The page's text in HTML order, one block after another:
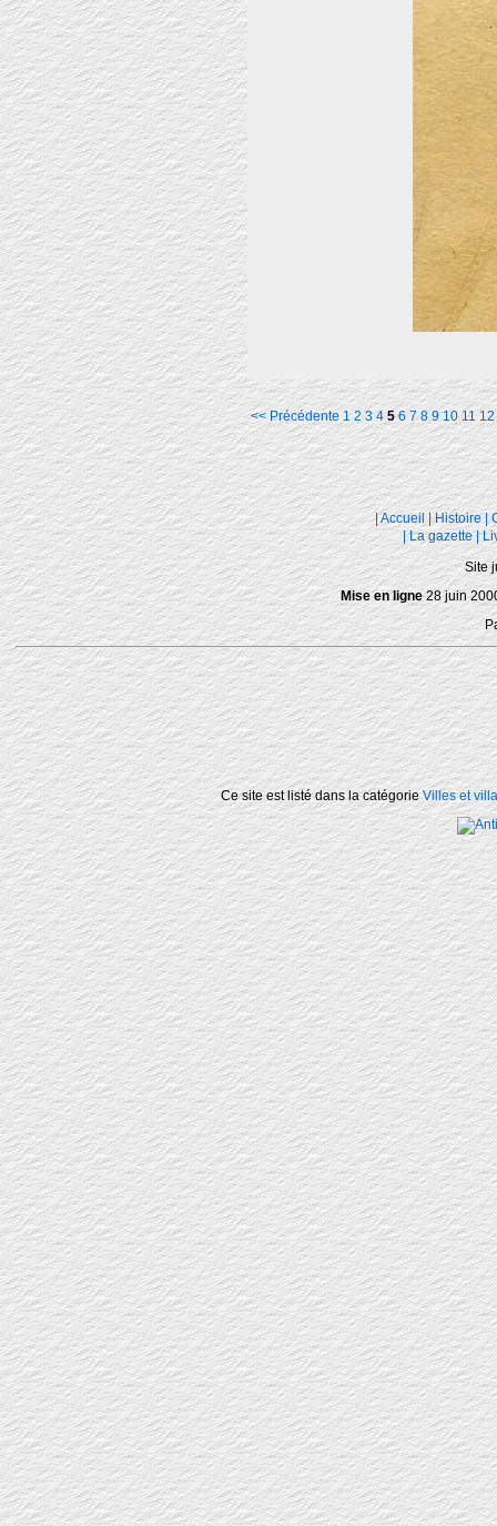
<< Précédente 1 2 3 4 5 6 7 8 9 10 11 12
|Accueil | Histoire |
|La gazette |
Site
Mise en ligne28 juin
Ce site est listé dans la catégorieVilles et